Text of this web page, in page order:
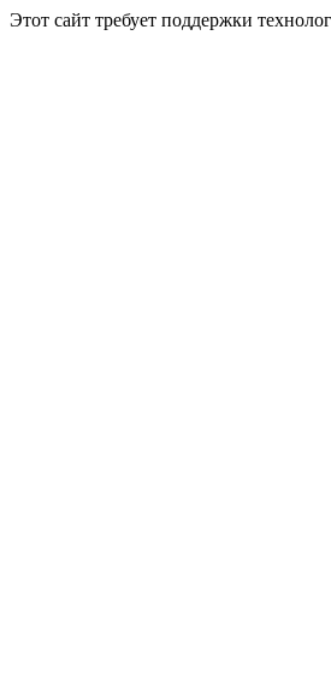
Этот сайт требует поддержки